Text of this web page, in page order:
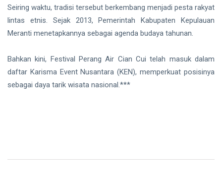
Seiring waktu, tradisi tersebut berkembang menjadi pesta rakyat
lintas etnis. Sejak 2013, Pemerintah Kabupaten Kepulauan
Meranti menetapkannya sebagai agenda budaya tahunan.
Bahkan kini, Festival Perang Air Cian Cui telah masuk dalam
daftar Karisma Event Nusantara (KEN), memperkuat posisinya
sebagai daya tarik wisata nasional.***